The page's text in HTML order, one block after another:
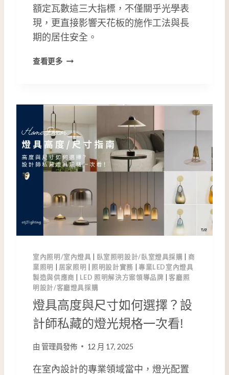
額定瓦數這三大指標，不僅關乎光學表
現，更直接影響天花板的施作工法與長
期的居住安全。
查看更多如
崁
高
度
與
尺
設
私
燈
具
規
全
解
析
室內照明/室內燈具 臥室照明設計/臥室燈具採購
商
業照明
居家照明 照明設計實務
專業LED室內燈具
製造與供應商
LED 照明解決方案領導品牌 |客廳照
明設計/客廳燈具採購
燈具高度與尺寸如何選擇？設
計師私藏的燈光規格一次看!
由 管理員發佈 12 月 17, 2025
在室內設計的專業領域當中，燈光配置